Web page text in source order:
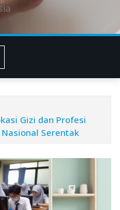
Gizi dan Profesi
Serentak